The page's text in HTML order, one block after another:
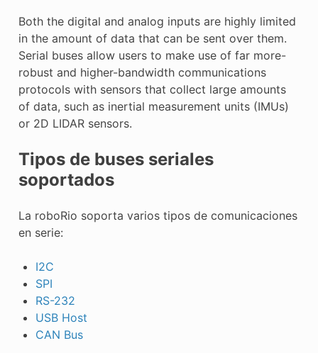
Both the digital and analog inputs are highly limited
in the amount of data that can be sent over them.
Serial buses allow users to make use of far more-
robust and higher-bandwidth communications
protocols with sensors that collect large amounts
of data, such as inertial measurement units (IMUs)
or 2D LIDAR sensors.
Tipos de buses seriales
soportados
La roboRio soporta varios tipos de comunicaciones
en serie:
I2C
SPI
RS-232
USB Host
CAN Bus